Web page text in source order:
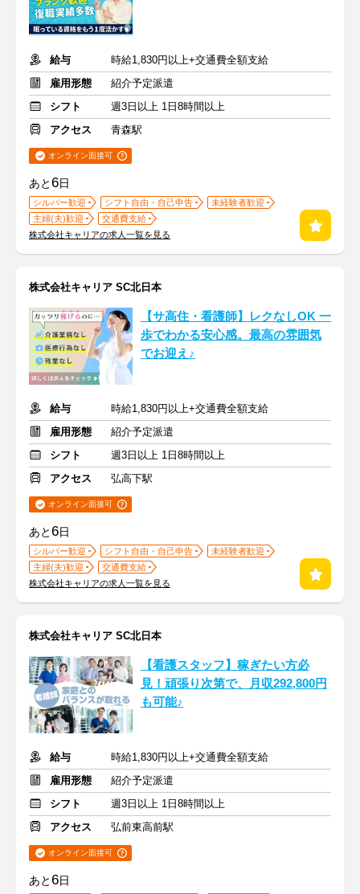
給与
時給1,830円以上+交通費全額支給
雇用形態
紹介予定派遣
シフト
週3日以上 1日8時間以上
アクセス
青森駅
オンライン面接可
あと6日
シルバー歓迎 シフト自由・自己申告
未経験者歓迎
主婦(夫)歓迎
交通費支給
株式会社キャリアの求人一覧を見る
株式会社キャリア SC北日本
【サ高住・看護師】レクなしOK 一
歩でわかる安心感。最高の雰囲気
でお迎え♪
給与
時給1,830円以上+交通費全額支給
雇用形態
紹介予定派遣
シフト
週3日以上 1日8時間以上
アクセス
弘高下駅
オンライン面接可
あと6日
シルバー歓迎 シフト自由・自己申告
未経験者歓迎
主婦(夫)歓迎
交通費支給
株式会社キャリアの求人一覧を見る
株式会社キャリア SC北日本
【看護スタッフ】稼ぎたい方必
見！頑張り次第で、月収292,800円
も可能♪
給与
時給1,830円以上+交通費全額支給
雇用形態
紹介予定派遣
シフト
週3日以上 1日8時間以上
アクセス
弘前東高前駅
オンライン面接可
あと6日